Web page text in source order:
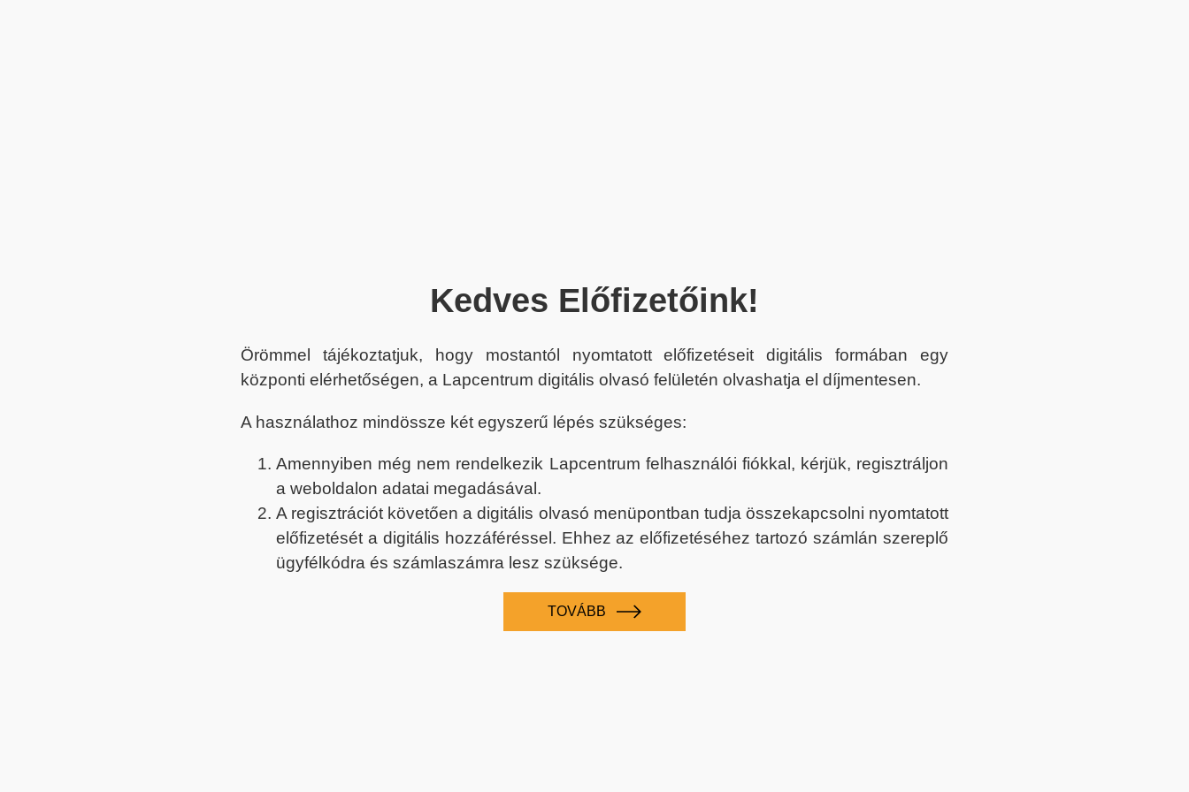
Kedves Előfizetőink!
Örömmel tájékoztatjuk, hogy mostantól nyomtatott előfizetéseit digitális formában egy
központi elérhetőségen, a Lapcentrum digitális olvasó felületén olvashatja el díjmentesen.
A használathoz mindössze két egyszerű lépés szükséges:
Amennyiben még nem rendelkezik Lapcentrum felhasználói fiókkal, kérjük, regisztráljon
a weboldalon adatai megadásával.
A regisztrációt követően a digitális olvasó menüpontban tudja összekapcsolni nyomtatott
előfizetését a digitális hozzáféréssel. Ehhez az előfizetéséhez tartozó számlán szereplő
ügyfélkódra és számlaszámra lesz szüksége.
TOVÁBB